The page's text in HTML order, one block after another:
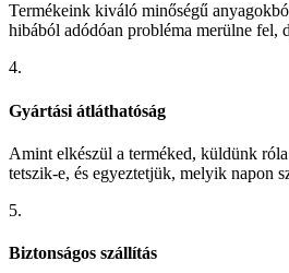
Termékeink kiváló minőségű
hibából adódóan probléma merülne fel,
4.
Gyártási átláthatóság
Amint elkészül a terméked, küldünk
tetszik-e, és egyeztetjük, melyik napon
5.
Biztonságos szállítás